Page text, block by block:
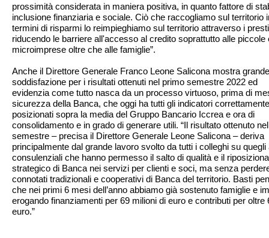
prossimità considerata in maniera positiva, in quanto fattore di
inclusione finanziaria e sociale. Ciò che raccogliamo sul territorio
termini di risparmi lo reimpieghiamo sul territorio attraverso i
riducendo le barriere all'accesso al credito soprattutto alle piccole
microimprese oltre che alle famiglie”.
Anche il Direttore Generale Franco Leone Salicona mostra grande
soddisfazione per i risultati ottenuti nel primo semestre 2022 ed
evidenzia come tutto nasca da un processo virtuoso, prima di
sicurezza della Banca, che oggi ha tutti gli indicatori correttamente
posizionati sopra la media del Gruppo Bancario Iccrea e ora di
consolidamento e in grado di generare utili. “Il risultato ottenuto
semestre – precisa il Direttore Generale Leone Salicona – deriva
principalmente dal grande lavoro svolto da tutti i colleghi su quegli
consulenziali che hanno permesso il salto di qualità e il
strategico di Banca nei servizi per clienti e soci, ma senza
connotati tradizionali e cooperativi di Banca del territorio. Basti
che nei primi 6 mesi dell’anno abbiamo già sostenuto famiglie e
erogando finanziamenti per 69 milioni di euro e contributi per oltre
euro.”